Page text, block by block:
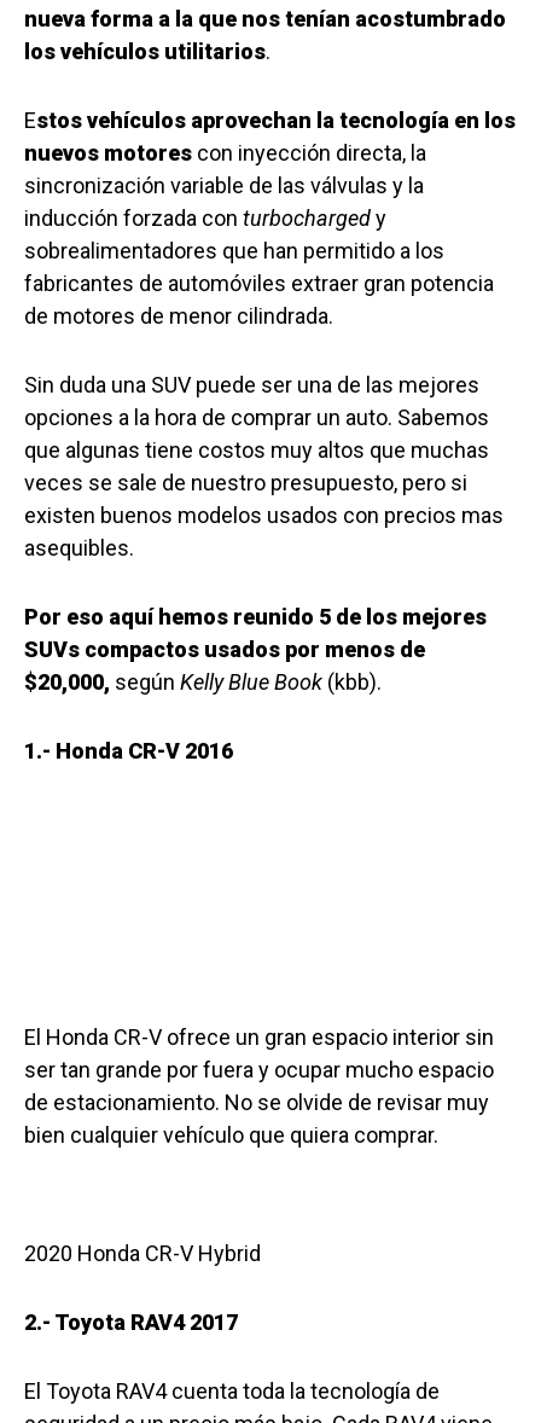
nueva forma a la que nos tenían acostumbrado
los vehículos utilitarios.
Estos vehículos aprovechan la tecnología en los
nuevos motores con inyección directa, la
sincronización variable de las válvulas y la
inducción forzada con turbochargedy
sobrealimentadores que han permitido a los
fabricantes de automóviles extraer gran potencia
de motores de menor cilindrada.
Sin duda una SUV puede ser una de las mejores
opciones a la hora de comprar un auto. Sabemos
que algunas tiene costos muy altos que muchas
veces se sale de nuestro presupuesto, pero si
existen buenos modelos usados con precios mas
asequibles.
Por eso aquí hemos reunido 5 de los mejores
SUVs compactos usados por menos de
$20,000, según Kelly Blue Book (kbb).
1.- Honda CR-V 2016
El Honda CR-V ofrece un gran espacio interior sin
ser tan grande por fuera y ocupar mucho espacio
de estacionamiento. No se olvide de revisar muy
bien cualquier vehículo que quiera comprar.
2020 Honda CR-V Hybrid
2.- Toyota RAV4 2017
El Toyota RAV4 cuenta toda la tecnología de